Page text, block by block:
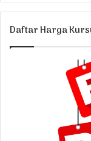
Daftar Harga